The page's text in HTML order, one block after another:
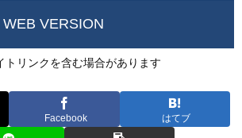
VERSION
トリンクを含む場合があります
Facebook はてブ